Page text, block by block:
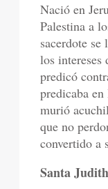
Nació en
Palestina a
sacerdote se
los intereses
predicó
predicaba
murió
que no
convertido a
Santa